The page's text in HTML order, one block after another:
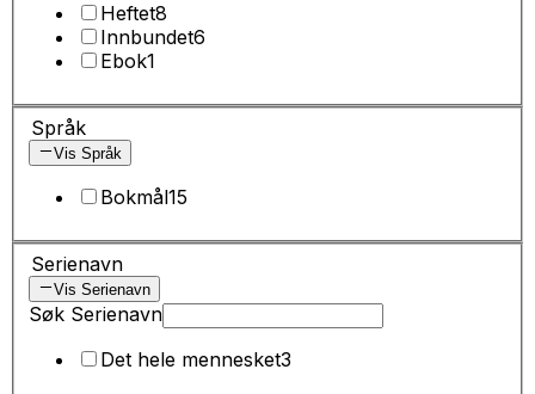
Heftet8
Innbundet6
Ebok1
Språk
Vis Språk
Bokmål15
Serienavn
Vis Serienavn
Søk Serienavn
Det hele mennesket3